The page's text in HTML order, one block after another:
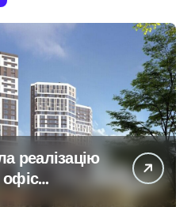
реалізацію